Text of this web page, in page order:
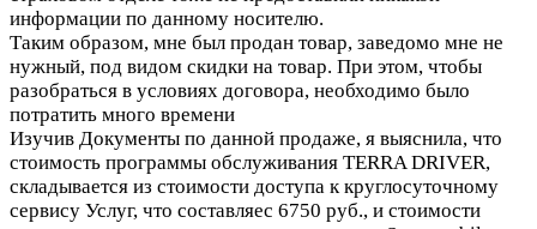
информации по данному носителю.
Таким образом, мне был продан товар, заведомо мне не
нужный, под видом скидки на товар. При этом, чтобы
разобраться в условиях договора, необходимо было
потратить много времени
Изучив Документы по данной продаже, я выяснила, что
стоимость программы обслуживания TERRA DRIVER,
складывается из стоимости доступа к круглосуточному
сервису Услуг, что составляес 6750 руб., и стоимости